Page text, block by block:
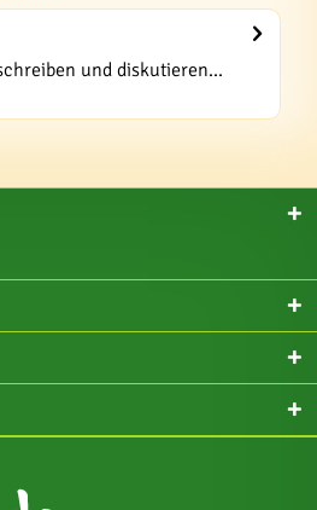
und diskutieren...